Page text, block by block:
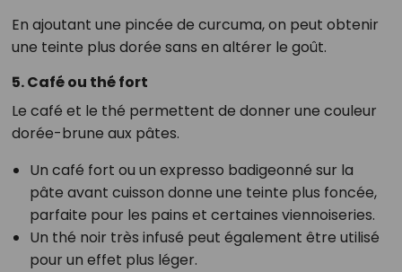
En ajoutant une pincée de curcuma, on peut obtenir
une teinte plus dorée sans en altérer le goût.
5. Café ou thé fort
Le café et le thé permettent de donner une couleur
dorée-brune aux pâtes.
Un café fort ou un expresso badigeonné sur la
pâte avant cuisson donne une teinte plus foncée,
parfaite pour les pains et certaines viennoiseries.
Un thé noir très infusé peut également être utilisé
pour un effet plus léger.